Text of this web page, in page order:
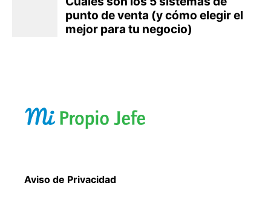
Aviso de Privacidad